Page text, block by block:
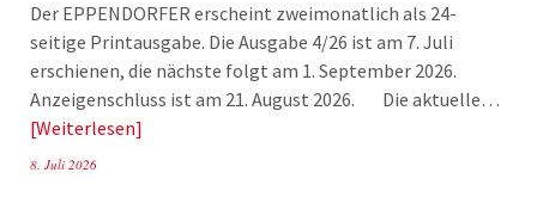
Der EPPENDORFER erscheint zweimonatlich als 24-
seitige Printausgabe. Die Ausgabe 4/26 ist am 7. Juli
erschienen, die nächste folgt am 1. September 2026.
Anzeigenschluss ist am 21. August 2026. Die aktuelle…
Weiterlesen
8. Juli 2026